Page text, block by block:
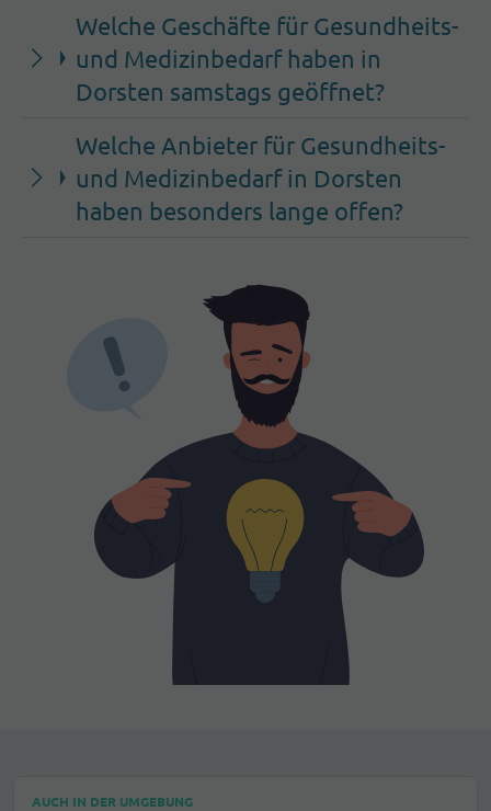
Welche Geschäfte für Gesundheits-
und Medizinbedarf haben in
Dorsten samstags geöffnet?
Welche Anbieter für Gesundheits-
und Medizinbedarf in Dorsten
haben besonders lange offen?
AUCH IN DER UMGEBUNG